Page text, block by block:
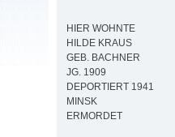
HIER WOHNTE
HILDE KRAUS
GEB. BACHNER
JG. 1909
DEPORTIERT 1941
MINSK
ERMORDET